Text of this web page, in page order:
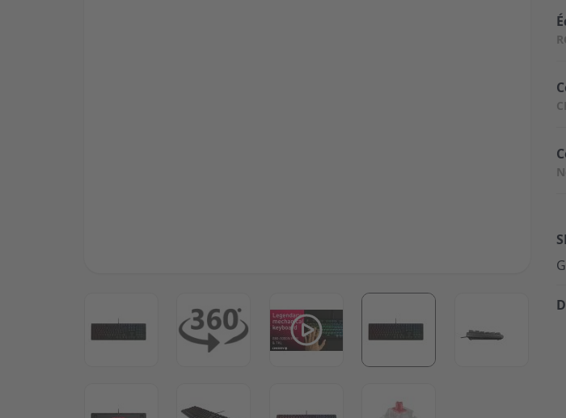
View larger imageView larger imageView larger